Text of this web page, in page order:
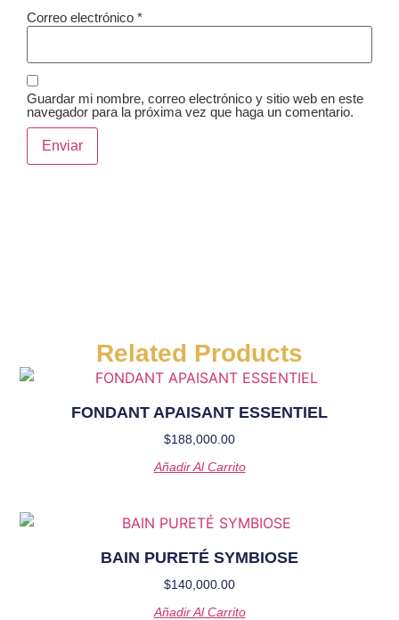
Correo electrónico *
Guardar mi nombre, correo electrónico y sitio web en este
navegador para la próxima vez que haga un comentario.
Related Products
FONDANT APAISANT ESSENTIEL
$188,000.00
Añadir Al Carrito
BAIN PURETÉ SYMBIOSE
$140,000.00
Añadir Al Carrito